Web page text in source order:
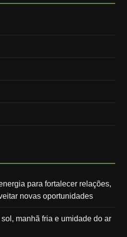
para fortalecer relações,
novas oportunidades
manhã fria e umidade do ar